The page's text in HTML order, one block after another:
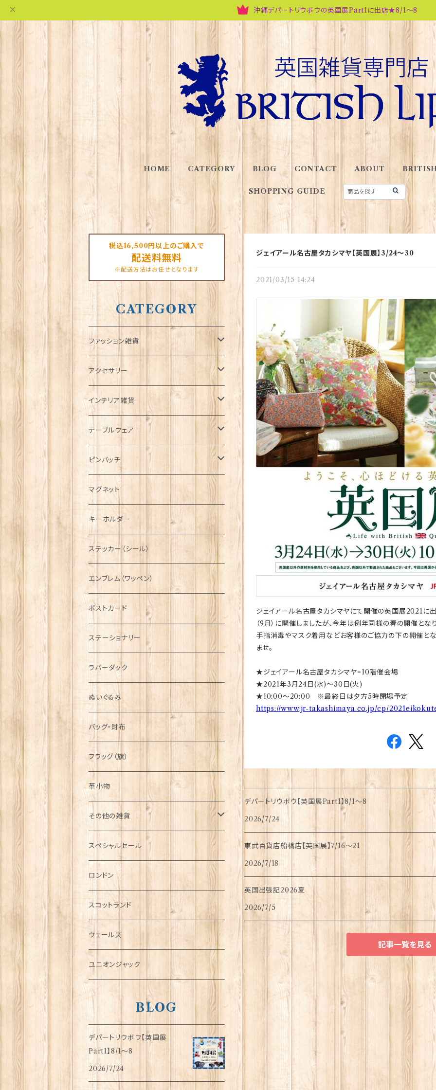
沖縄デパートリウボウの英国展Part1に出店★8/1～8
HOME CATEGORY BLOG CONTACT ABOUT
SHOPPING GUIDE
ジェイアール名古屋タカシマヤ【英国展】3/24～30
2021/03/15 14:24
ジェイアール名古屋タカシマヤにて開催の英国展2021に
（9月）に開催しましたが、今年は例年同様の春の開催とな
手指消毒やマスク着用などお客様のご協力の下の開催と
ませ。
★ジェイアール名古屋タカシマヤ=10階催会場
★2021年3月24日(水)～30日(火)
★10:00～20:00 ※最終日は夕方5時閉場予定
https://www.jr-takashimaya.co.jp/cp/
デパートリウボウ【英国展Part1】8/1〜8
2026/7/24
東武百貨店船橋店【英国展】7/16～21
2026/7/18
英国出張記2026夏
2026/7/5
記事一覧を見る
税込16,500円以上のご購入で
配送料無料
※配送方法はお任せとなります
CATEGORY
ファッション雑貨
タータンネクタイ
帽子
キャップ
ハンチング帽
キャスケット
ディアストーカー
ニット帽
Tシャツ
マフラー
タータン【Bronte by Moon】
タータン【Glencroft】
ボタンラップマフラー【Aran Traditions】
サッシュ
スカーフ
ファッションマスク
アクセサリー
ORTAK
ブローチ
ペンダント
チャーム
その他のアクセサリー
インテリア雑貨
インテリア置物
ラブスプーン
ラブスプーン【SION LLEWELLYN】
ラブスプーン【PAUL CURTIS】
ファブリック
テーブルウェア
ティータオル
ペーパーナプキン
ティーコジー
その他テーブルウェア
ピンバッチ
ジェネラルデザイン
乗り物
動物＆植物
国旗＆紋章
音楽＆楽器
ミリタリー
NAVY
AIRFORCE
ARMY
ピューター
マグネット
キーホルダー
ステッカー（シール）
エンブレム（ワッペン）
ポストカード
ステーショナリー
ラバーダック
ぬいぐるみ
バッグ・財布
フラッグ（旗）
革小物
その他の雑貨
ミニカー
チャーム
犬グッズ
傘
指貫(シンブル)
スペシャルセール
ロンドン
スコットランド
ウェールズ
ユニオンジャック
BLOG
デパートリウボウ【英国展
Part1】8/1〜8
2026/7/24